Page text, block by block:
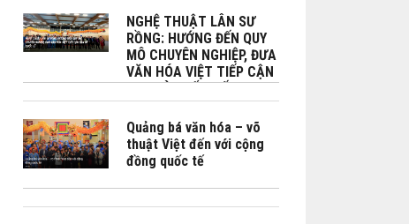
Lân sư rồng
NGHỆ THUẬT LÂN SƯ
RỒNG: HƯỚNG ĐẾN QUY
MÔ CHUYÊN NGHIỆP, ĐƯA
VĂN HÓA VIỆT TIẾP CẬN
BẠN BÈ QUỐC TẾ
Quảng bá văn hóa – võ
thuật Việt đến với cộng
đồng quốc tế